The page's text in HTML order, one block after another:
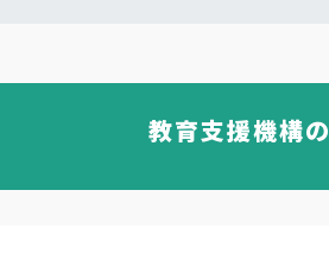
教育支援機構